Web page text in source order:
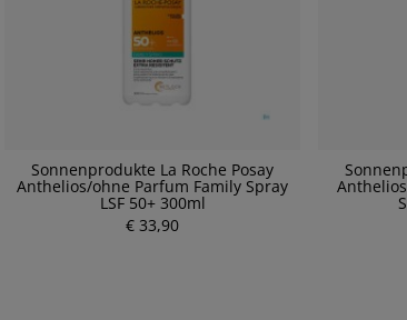
Sonnenprodukte La Roche Posay
Anthelios/ohne Parfum Family Spray
LSF 50+ 300ml
€ 33,90
P